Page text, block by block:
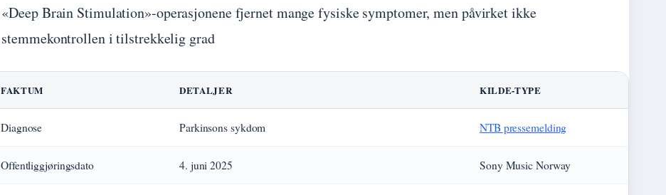
«Deep Brain Stimulation»-operasjonene fjernet mange fysiske symptomer, men påvirket ikke
stemmekontrollen i tilstrekkelig grad
FAKTUM DETALJER KILDE-TYPE
Diagnose Parkinsons sykdom NTB pressemelding
Offentliggjøringsdato 4. juni 2025 Sony Music Norway